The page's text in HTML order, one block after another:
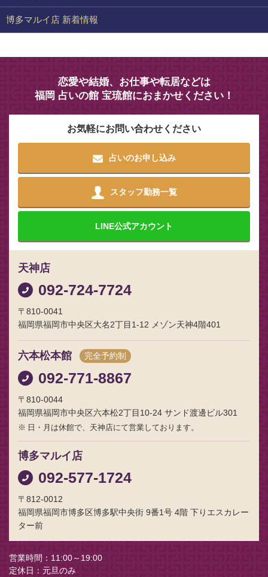
博多マルイ店 新着情報
恋愛や結婚、お仕事や転居などは
福岡 占いの館 宝琉館におまかせください！
お気軽にお問い合わせください
占いのお申し込み
スタッフ勤務一覧
LINE公式アカウント
天神店
092-724-7724
〒810-0041
福岡県福岡市中央区大名2丁目1-12 メゾン天神4階401
六本松本館 完全予約制
092-771-8867
〒810-0044
福岡県福岡市中央区六本松2丁目10-24 サンド渡邊ビル301
日・月は休館で、天神店にて営業しております。
博多マルイ店
092-577-1724
〒812-0012
福岡県福岡市博多区博多駅中央街 9番1号 4階 下りエスカレー
ター前
営業時間
11:00～19:00
定休日
元旦のみ